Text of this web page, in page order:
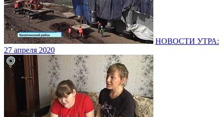
НОВОСТИ УТРА:
27 апреля 2020